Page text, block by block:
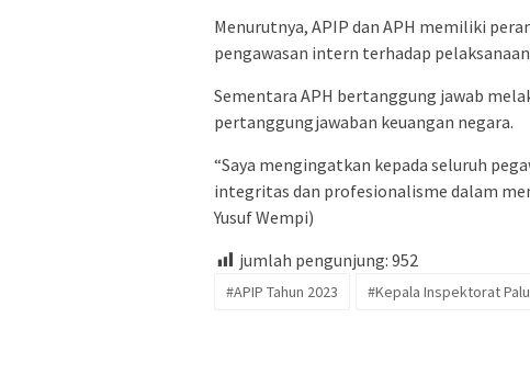
Menurutnya, APIP dan APH memiliki
pengawasan intern terhadap
Sementara APH bertanggung jawab
pertanggungjawaban keuangan negara.
“Saya mengingatkan kepada seluruh
integritas dan profesionalisme dalam
Yusuf Wempi)
jumlah pengunjung: 952
#APIP Tahun 2023 #Kepala Inspektorat Palu